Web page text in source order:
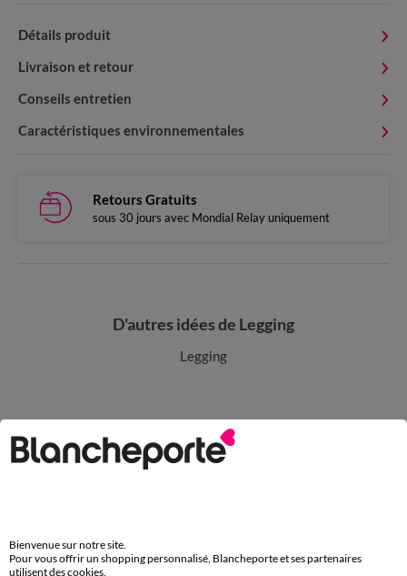
Détails produit
Livraison et retour
Conseils entretien
Caractéristiques environnementales
Retours Gratuits
sous 30 jours avec Mondial Relay uniquement
D'autres idées de Legging
Legging
Paiement 100% sécurisé
Payez plus tard ou en plusieurs fois
Bienvenue sur notre site.
Pour vous offrir un shopping personnalisé, Blancheporte et ses partenaires
utilisent des cookies.